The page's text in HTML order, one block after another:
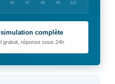
A6 A7 A8 A9 A10
simulation complète
gratuit, réponse sous 24h